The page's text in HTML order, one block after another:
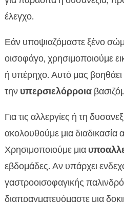
έλεγχο.
Εάν υποψιαζόμαστε ξένο
οισοφάγο, χρησιμοποιούμε
ή υπέρηχο. Αυτό μας
την υπερσιελόρροια
Για τις αλλεργίες ή τη
ακολουθούμε μια διαδικασία
Χρησιμοποιούμε μια
εβδομάδες. Αν υπάρχει
γαστροοισοφαγικής
διαπραγματευόμαστε μια